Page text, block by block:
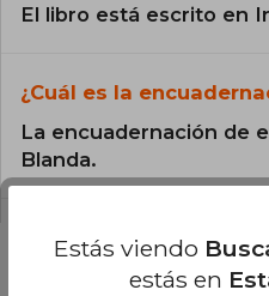
El libro está escrito en
¿Cuál es la
La encuadernación de
Blanda.
Estás viendo
estás en